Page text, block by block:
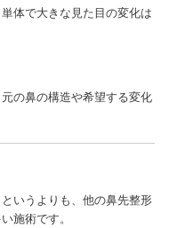
体で大きな見た目の変化は
の鼻の構造や希望する変化
いうよりも、他の鼻先整形
施術です。